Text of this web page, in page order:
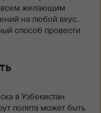
всем желающим
на любой вкус.
способ провести
в Узбекистан
полета может быть